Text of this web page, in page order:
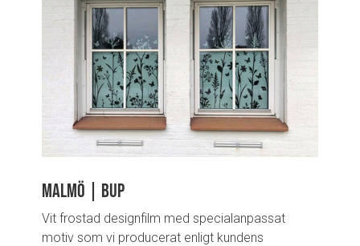
Malmö | BUP
Vit frostad designfilm med specialanpassat
motiv som vi producerat enligt kundens